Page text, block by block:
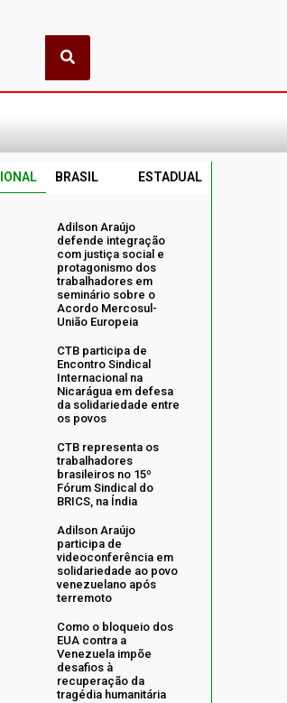
BRASIL ESTADUAL
Adilson Araújo
defende integração
com justiça social e
protagonismo dos
trabalhadores em
seminário sobre o
Acordo Mercosul-
União Europeia
CTB participa de
Encontro Sindical
Internacional na
Nicarágua em defesa
da solidariedade entre
os povos
CTB representa os
trabalhadores
brasileiros no 15º
Fórum Sindical do
BRICS, na Índia
Adilson Araújo
participa de
videoconferência em
solidariedade ao povo
venezuelano após
terremoto
Como o bloqueio dos
EUA contra a
Venezuela impõe
desafios à
recuperação da
tragédia humanitária